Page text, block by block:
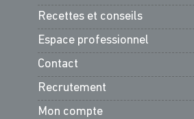
Recettes et conseils
Espace professionnel
Contact
Recrutement
Mon compte